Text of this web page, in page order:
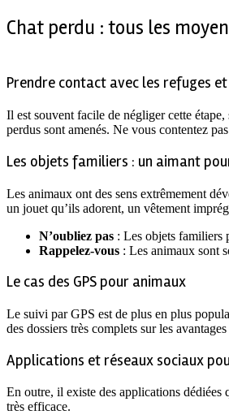
Chat perdu : tous les
Prendre contact avec les refuges
Il est souvent facile de négliger cette
perdus sont amenés. Ne vous contentez
Les objets familiers : un aimant
Les animaux ont des sens extrêmement
un jouet qu’ils adorent, un vêtement
N’oubliez pas : Les objets familiers
Rappelez-vous : Les animaux sont
Le cas des GPS pour animaux
Le suivi par GPS est de plus en plus
des dossiers très complets sur les
Applications et réseaux sociaux
En outre, il existe des applications dédiées
très efficace.